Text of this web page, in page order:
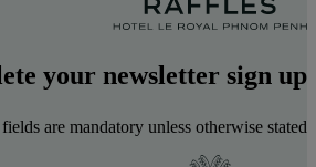
your newsletter sign up
are mandatory unless otherwise stated.